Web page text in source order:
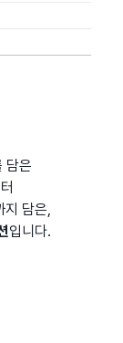
담은
지 담은,
입니다.